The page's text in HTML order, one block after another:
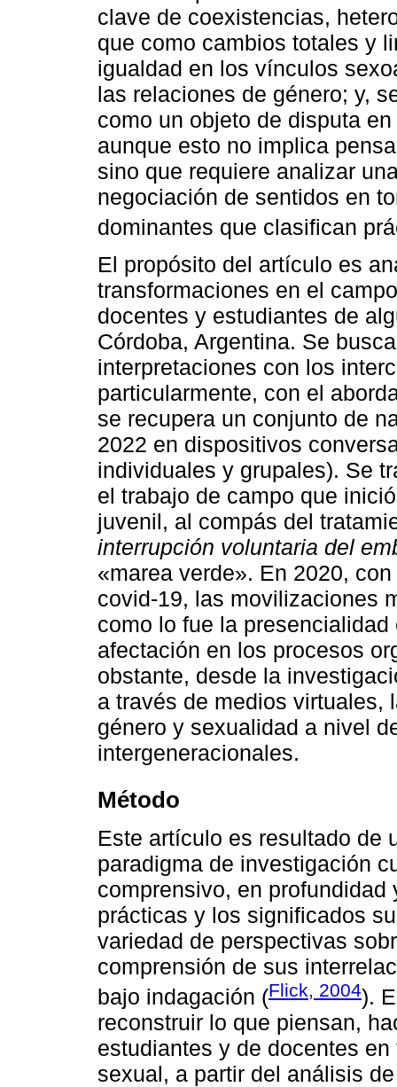
clave de coexistencias,
que como cambios totales y
igualdad en los vínculos
las relaciones de género; y,
como un objeto de disputa
aunque esto no implica
sino que requiere analizar
negociación de sentidos en
dominantes que clasifican
El propósito del artículo es
transformaciones en el
docentes y estudiantes de
Córdoba, Argentina. Se
interpretaciones con los
particularmente, con el
se recupera un conjunto de
2022 en dispositivos
individuales y grupales). Se
el trabajo de campo que
juvenil, al compás del
interrupción voluntaria del
«marea verde». En 2020,
covid-19, las movilizaciones
como lo fue la
afectación en los procesos
obstante, desde la
a través de medios virtuales,
género y sexualidad a nivel
intergeneracionales.
Método
Este artículo es resultado de
paradigma de investigación
comprensivo, en
prácticas y los significados
variedad de perspectivas
comprensión de sus
bajo indagación (Flick, 2004).
reconstruir lo que piensan,
estudiantes y de docentes
sexual, a partir del análisis